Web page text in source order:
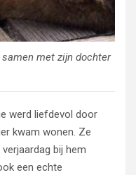
samen met zijn dochter
werd liefdevol door
kwam wonen. Ze
bij hem
een echte